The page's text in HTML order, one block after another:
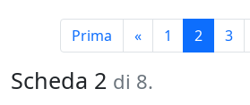
Prima « 1 2 3
Scheda 2 di 8.